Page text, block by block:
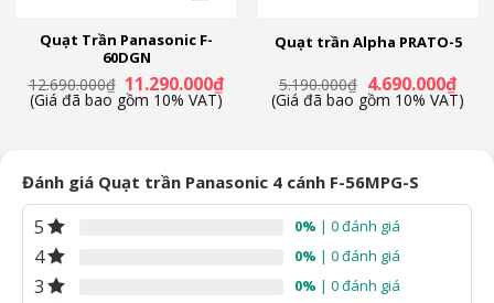
Thương hiệu của:
Nhật Bản
Sản xuất tại:
Năm ra mắt:
Trước 2014
Tiện ích:
Quạt Trần Panasonic F-
60DGN
12.690.000₫ Giá
gốc
là:
11.290.000₫Giá
(Giá đã bao gồm 10% VAT)
Quạt trần Alpha PRATO-5
5.190.000₫ Giá
gốc
là:
4.690.000₫Giá
hiện
tại
(Giá đã bao gồm 10% VAT)
Đánh giá Quạt trần Panasonic 4 cánh F-56MPG-S
5 0% | 0 đánh giá
4 0% | 0 đánh giá
3 0% | 0 đánh giá